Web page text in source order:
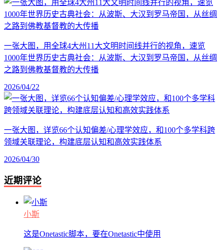
一张大图，用全球4大州11大文明时间线并行的视角，速览
1000年世界历史古典社会：从波斯、大汉到罗马帝国，从丝绸
之路到佛教基督教的大传播
2026/04/22
一张大图，详览66个认知偏差/心理学效应，和100个多学科跨
领域关联理论，构建底层认知和高效实践体系
2026/04/30
近期评论
小斯
这是Onetastic脚本，要在Onetastic中使用